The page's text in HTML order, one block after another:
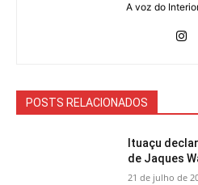
A voz do
POSTS RELACIONADOS
Ituaçu
de Jaques
21 de julho de